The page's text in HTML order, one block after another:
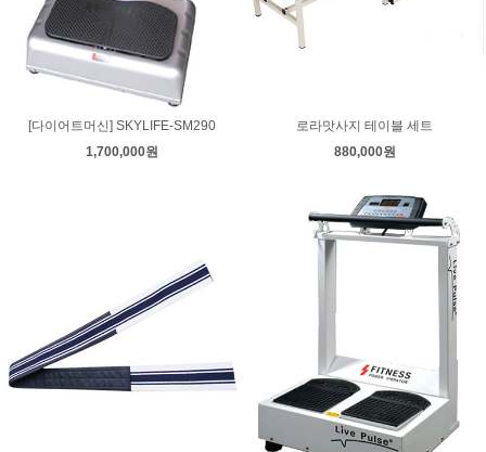
[다이어트머신] SKYLIFE-SM290
1,700,000원
로라맛사지 테이블 세트
880,000원